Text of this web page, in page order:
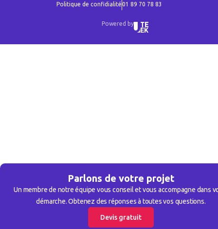
Parlons de votre projet
Un membre de notre équipe vous conseil et vous accompagne dans
démarche. Obtenez des réponses à toutes vos questions.
Devis gratuit
Politique de confidialité01 89 70 78 83
Powered by